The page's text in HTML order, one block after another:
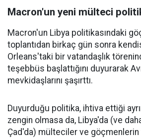
Macron'un yeni mülteci
Macron'un Libya politikasındaki
toplantıdan birkaç gün sonra
Orleans'taki bir vatandaşlık
teşebbüs başlattığını duyurarak
mevkidaşlarını şaşırttı.
Duyurduğu politika, ihtiva ettiği
zengin olmasa da, Libya'da (ve
Çad'da) mülteciler ve